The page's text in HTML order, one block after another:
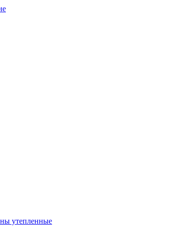
утепленные